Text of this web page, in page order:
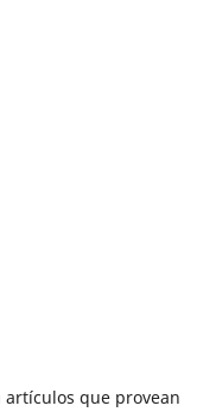
artículos que provean